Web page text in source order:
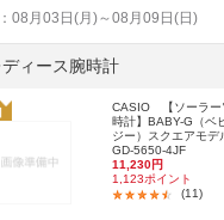
08月03日(月)～08月09日(日)
ディース腕時計
CASIO 【ソーラー
時計】BABY-G（ベ
ジー）スクエアモデ
GD-5650-4JF
11,230円
1,123ポイント
(11)